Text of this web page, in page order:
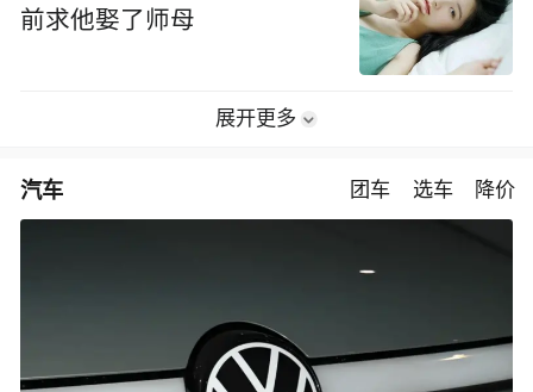
前求他娶了师母
展开更多
汽车 团车 选车 降价